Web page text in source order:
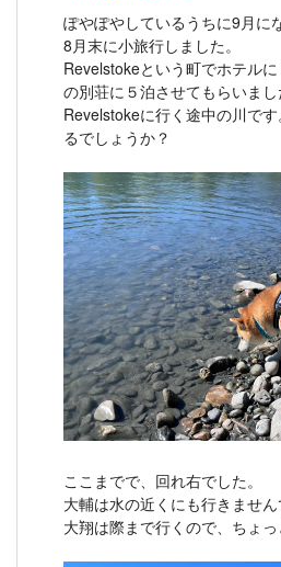
ぽやぽやしているうちに9月に
8月末に小旅行しました。
Revelstokeという町でホテル
の別荘に５泊させてもらいまし
Revelstokeに行く途中の川で
るでしょうか？
ここまでで、回れ右でした。
大輔は水の近くにも行きません
大翔は際まで行くので、ちょっ